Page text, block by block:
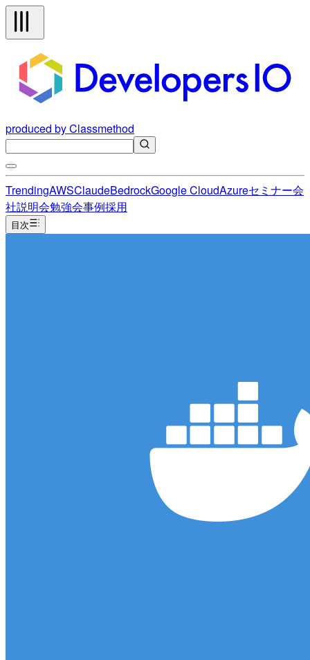
produced by Classmethod
TrendingAWSClaudeBedrockGoogle CloudAzureセミナー会
社説明会勉強会事例採用
目次